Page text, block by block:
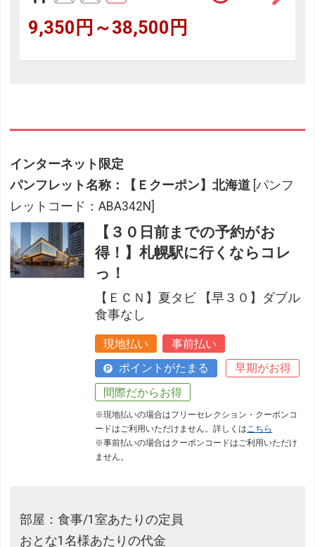
9,350円～38,500円
インターネット限定
パンフレット名称：【Ｅクーポン】北海道 [パンフ
レットコード：ABA342N]
【３０日前までの予約がお
得！】札幌駅に行くならコレ
っ！
【ＥＣＮ】夏タビ 【早３０】ダブル
食事なし
現地払い
事前払い
ポイントがたまる
早期がお得
間際だからお得
※現地払いの場合はフリーセレクション・クーポンコ
ードはご利用いただけません。詳しくはこちら
※事前払いの場合はクーポンコードはご利用いただけ
ません。
部屋：食事/1室あたりの定員
おとな1名様あたりの代金